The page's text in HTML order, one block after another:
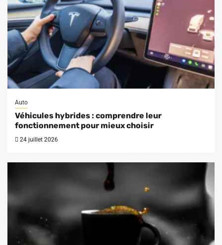
Auto
Véhicules hybrides : comprendre leur
fonctionnement pour mieux choisir
24 juillet 2026